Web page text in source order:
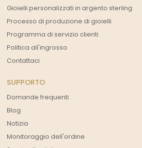
Gioielli personalizzati in argento sterling
Processo di produzione di gioielli
Programma di servizio clienti
Politica all'ingrosso
Contattaci
SUPPORTO
Domande frequenti
Blog
Notizia
Monitoraggio dell'ordine